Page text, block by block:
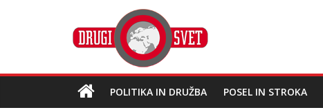
POLITIKA IN DRUŽBA POSEL IN STROKA